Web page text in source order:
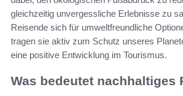
gleichzeitig unvergessliche Erlebnisse zu
Reisende sich für umweltfreundliche
tragen sie aktiv zum Schutz unseres
eine positive Entwicklung im Tourismus.
Was bedeutet nachhaltiges